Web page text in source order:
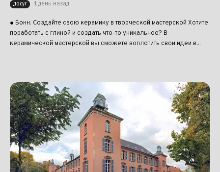
Досуг 1 день назад
● Бонн: Создайте свою керамику в творческой мастерской Хотите
поработать с глиной и создать что-то уникальное? В
керамической мастерской вы сможете воплотить свои идеи в...